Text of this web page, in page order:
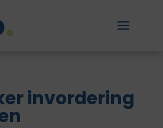
invordering